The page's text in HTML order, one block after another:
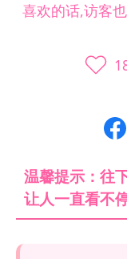
喜欢的话,访客
温馨提示：往
让人一直看不